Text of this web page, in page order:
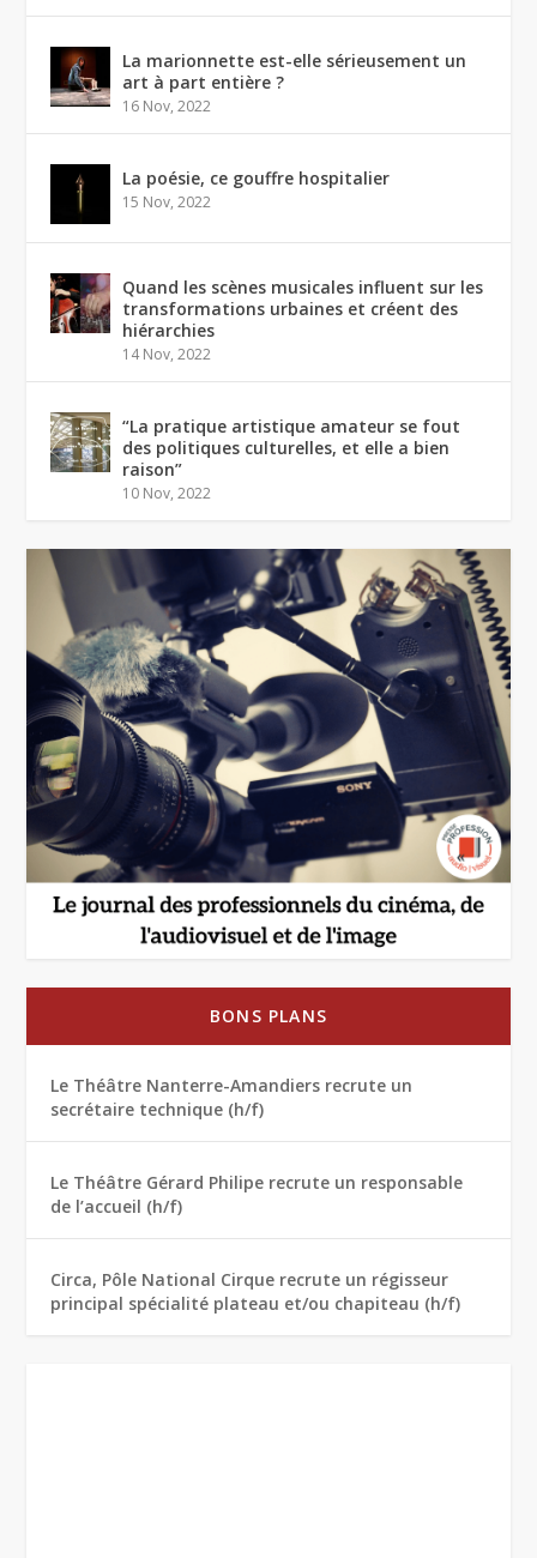
La marionnette est-elle sérieusement un
art à part entière ?
16 Nov, 2022
La poésie, ce gouffre hospitalier
15 Nov, 2022
Quand les scènes musicales influent sur les
transformations urbaines et créent des
hiérarchies
14 Nov, 2022
“La pratique artistique amateur se fout
des politiques culturelles, et elle a bien
raison”
10 Nov, 2022
BONS PLANS
Le Théâtre Nanterre-Amandiers recrute un
secrétaire technique (h/f)
Le Théâtre Gérard Philipe recrute un responsable
de l’accueil (h/f)
Circa, Pôle National Cirque recrute un régisseur
principal spécialité plateau et/ou chapiteau (h/f)